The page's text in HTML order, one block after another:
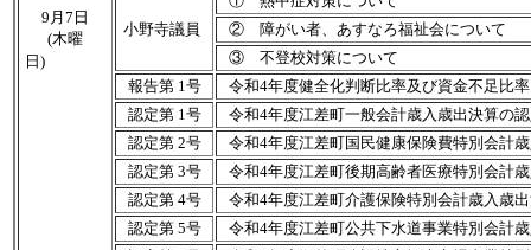
9月7日
(木曜
日)
小野寺議員
② 障がい者、あすなろ福祉会について
③ 不登校対策について
報告第 1号
令和4年度健全化判断比率及び資金不足比
認定第 1号
令和4年度江差町一般会計歳入歳出決算の
認定第 2号
令和4年度江差町国民健康保険費特別会計
認定第 3号
令和4年度江差町後期高齢者医療特別会計
認定第 4号
令和4年度江差町介護保険特別会計歳入歳
認定第 5号
令和4年度江差町公共下水道事業特別会計